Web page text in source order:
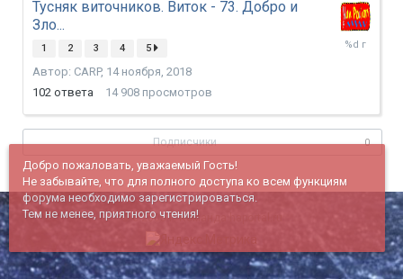
Тусняк виточников. Виток - 73. Добро и
Зло...
1 2 3 4 5
Автор: CARP, 14 ноября, 2018
102 ответа 14 908 просмотров
19
Подписчики 0
© c 2005 г. Команда haportal.ru
Добро пожаловать, уважаемый Гость!
Не забывайте, что для полного доступа ко всем функциям
форума необходимо зарегистрироваться.
Тем не менее, приятного чтения!